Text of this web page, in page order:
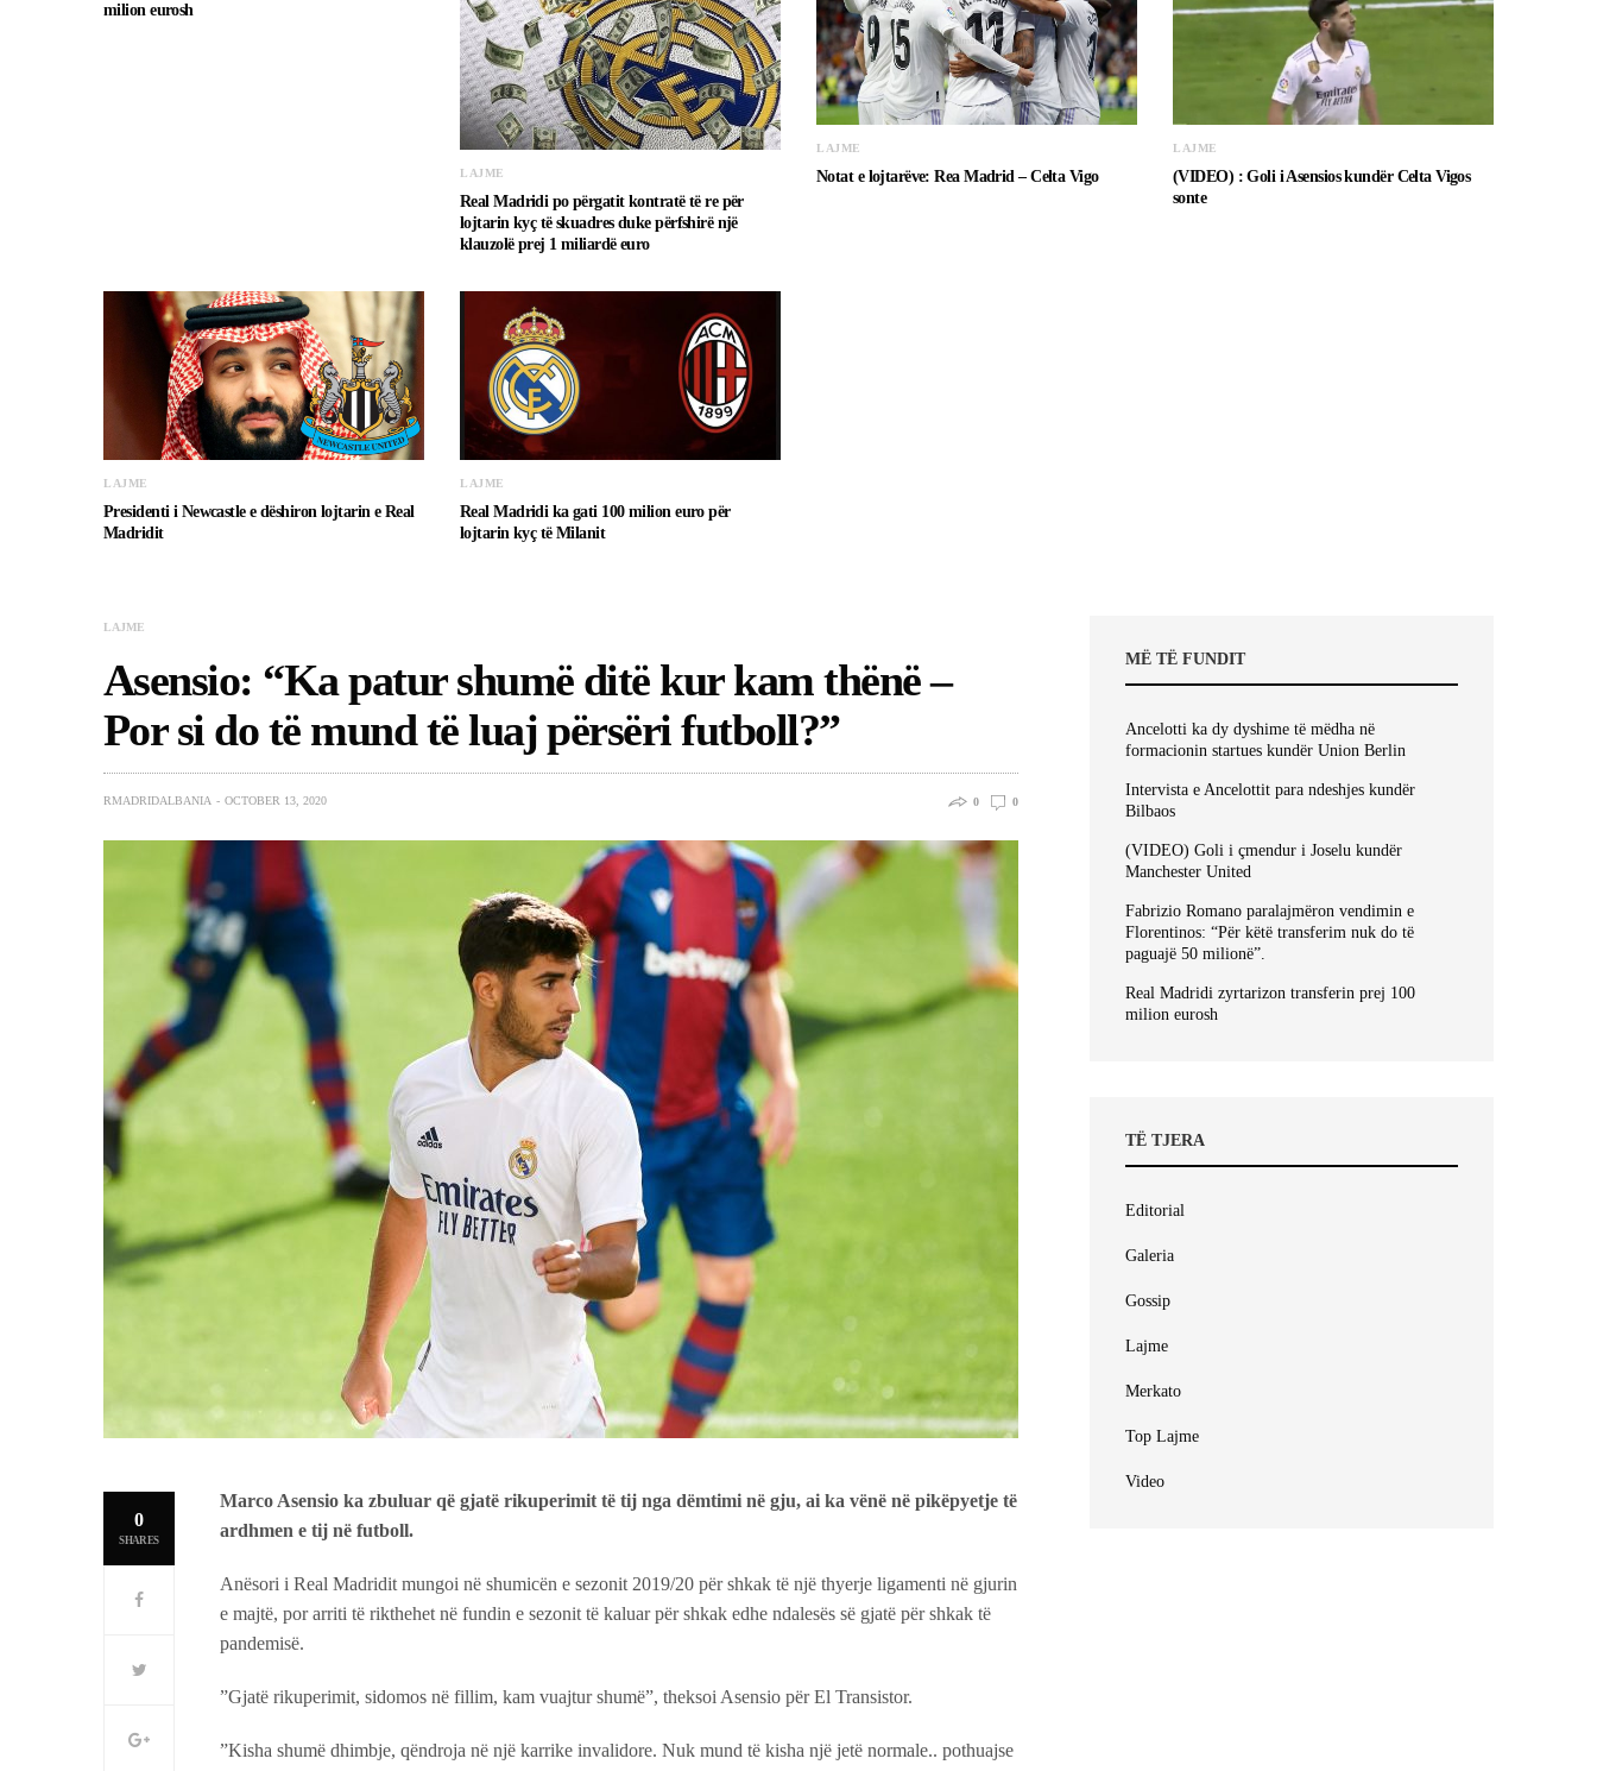
milion eurosh
LAJME
Real Madridi po përgatit kontratë të re për
lojtarin kyç të skuadres duke përfshirë një
klauzolë prej 1 miliardë euro
LAJME
Notat e lojtarëve: Rea Madrid – Celta Vigo
LAJME
(VIDEO) : Goli i Asensios kundër Celta Vigos
sonte
LAJME
Presidenti i Newcastle e dëshiron lojtarin e Real
Madridit
LAJME
Real Madridi ka gati 100 milion euro për
lojtarin kyç të Milanit
LAJME
Asensio: “Ka patur shumë ditë kur kam thënë –
Por si do të mund të luaj përsëri futboll?”
RMADRIDALBANIA OCTOBER 13, 2020 0 0
0
SHARES
Marco Asensio ka zbuluar që gjatë rikuperimit të tij nga dëmtimi në gju, ai ka vënë në pikëpyetje të
ardhmen e tij në futboll.
Anësori i Real Madridit mungoi në shumicën e sezonit 2019/20 për shkak të një thyerje ligamenti në gjurin
e majtë, por arriti të rikthehet në fundin e sezonit të kaluar për shkak edhe ndalesës së gjatë për shkak të
pandemisë.
”Gjatë rikuperimit, sidomos në fillim, kam vuajtur shumë”, theksoi Asensio për El Transistor.
”Kisha shumë dhimbje, qëndroja në një karrike invalidore. Nuk mund të kisha një jetë normale.. pothuajse
MË TË FUNDIT
Ancelotti ka dy dyshime të mëdha në
formacionin startues kundër Union Berlin
Intervista e Ancelottit para ndeshjes kundër
Bilbaos
(VIDEO) Goli i çmendur i Joselu kundër
Manchester United
Fabrizio Romano paralajmëron vendimin e
Florentinos: “Për këtë transferim nuk do të
paguajë 50 milionë”.
Real Madridi zyrtarizon transferin prej 100
milion eurosh
TË TJERA
Editorial
Galeria
Gossip
Lajme
Merkato
Top Lajme
Video